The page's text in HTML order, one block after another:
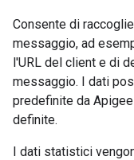
Consente di
messaggio, ad
l'URL del client e di
messaggio. I dati
predefinite da
definite.
I dati statistici